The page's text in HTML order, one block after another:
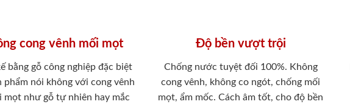
cong vênh mối mọt
bằng gỗ công nghiệp đặc biệt
phẩm nói không với cong vênh
mọt như gỗ tự nhiên hay mắc
Độ bền vượt trội
Chống nước tuyệt đối 100%. Không
cong vênh, không co ngót, chống mối
mọt, ẩm mốc. Cách âm tốt, cho độ bền